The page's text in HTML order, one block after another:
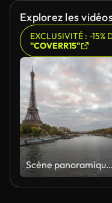
Explorez les
EXCLUSIVITÉ : -15%
"COVERR15"
Scène panoramique de la Tour Eiffel à Paris au crépuscule - 4k time lapse